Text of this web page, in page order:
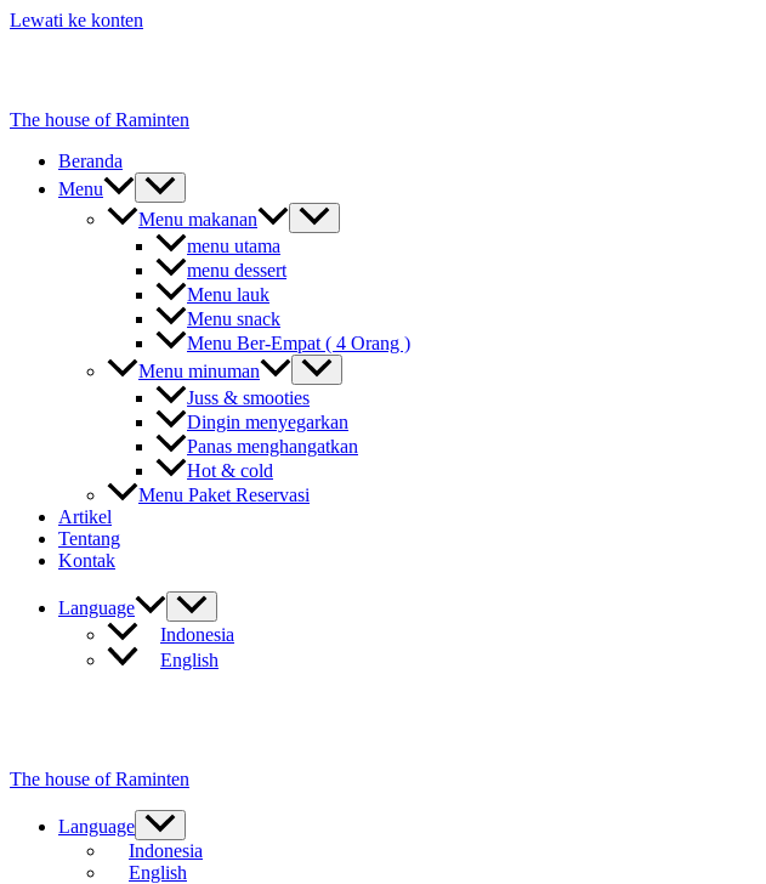
Lewati ke konten
The house of Raminten
Beranda
Menu
Menu makanan
menu utama
menu dessert
Menu lauk
Menu snack
Menu Ber-Empat ( 4 Orang )
Menu minuman
Juss & smooties
Dingin menyegarkan
Panas menghangatkan
Hot & cold
Menu Paket Reservasi
Artikel
Tentang
Kontak
Language
Indonesia
English
The house of Raminten
Language
Indonesia
English